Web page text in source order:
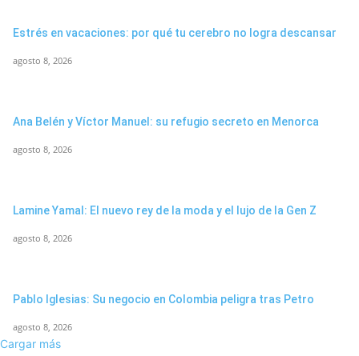
Estrés en vacaciones: por qué tu cerebro no logra descansar
agosto 8, 2026
Ana Belén y Víctor Manuel: su refugio secreto en Menorca
agosto 8, 2026
Lamine Yamal: El nuevo rey de la moda y el lujo de la Gen Z
agosto 8, 2026
Pablo Iglesias: Su negocio en Colombia peligra tras Petro
agosto 8, 2026
Cargar más